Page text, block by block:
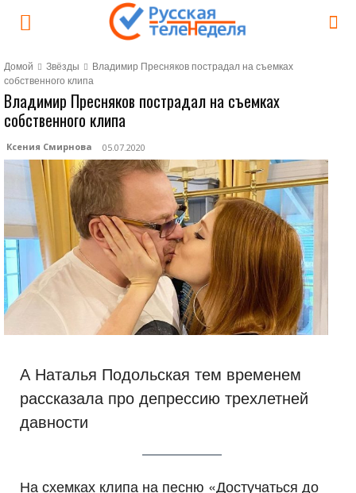
Домой Звёзды
Владимир Пресняков пострадал на съемках
собственного клипа
Владимир Пресняков пострадал на съемках
собственного клипа
Ксения Смирнова 05.07.2020
А Наталья Подольская тем временем
рассказала про депрессию трехлетней
давности
На схемках клипа на песню «Достучаться до